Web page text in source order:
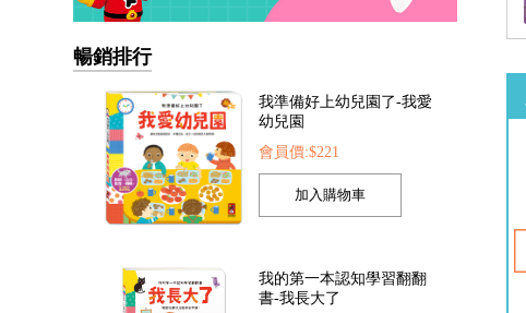
暢銷排行
我準備好上幼兒園了-我愛
幼兒園
會員價:$221
我的第一本認知學習翻翻
書-我長大了